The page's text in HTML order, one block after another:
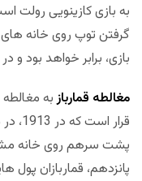
به بازی کازینویی رولت
گرفتن توپ روی خانه های
بازی، برابر خواهد بود
مغالطه قماربازبه مغالطه
پشت سرهم روی خانه
پانزدهم، قماربازان پول